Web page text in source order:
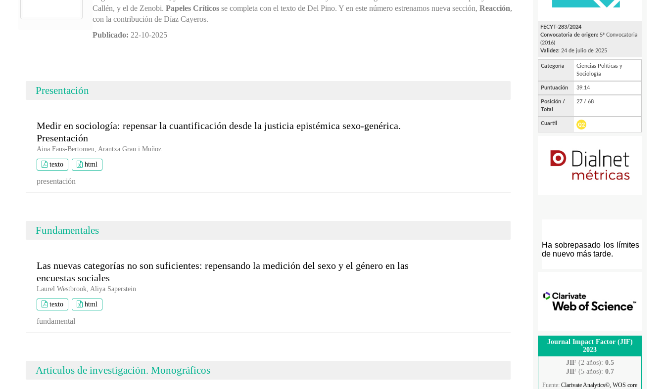
Callén, y el de Zenobi. Papeles Críticos se completa con el texto de Del Pino. Y en este número estrenamos nueva sección, Reacción,
con la contribución de Díaz Cayeros.
Publicado: 22-10-2025
Presentación
Medir en sociología: repensar la cuantificación desde la justicia epistémica sexo-genérica.
Presentación
Aina Faus-Bertomeu, Arantxa Grau i Muñoz
texto html
presentación
Fundamentales
Las nuevas categorías no son suficientes: repensando la medición del sexo y el género en las
encuestas sociales
Laurel Westbrook, Aliya Saperstein
texto html
fundamental
Artículos de investigación. Monográficos
Journal Impact Factor (JIF)
2023
JIF (2 años): 0.5
JIF (5 años): 0.7
Fuente: Clarivate Analytics©, WOS core